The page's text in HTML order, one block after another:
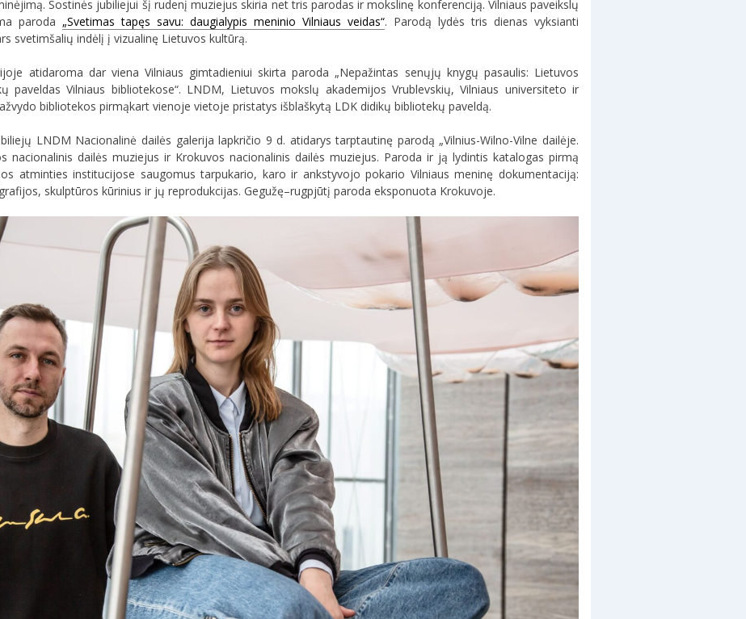
Sostinės jubiliejui šį rudenį muziejus skiria net tris parodas ir mokslinę konferenciją. Vilniaus paveikslų
paroda „Svetimas tapęs savu: daugialypis meninio Vilniaus veidas“. Parodą lydės tris dienas vyksianti
svetimšalių indėlį į vizualinę Lietuvos kultūrą.
atidaroma dar viena Vilniaus gimtadieniui skirta paroda „Nepažintas senųjų knygų pasaulis: Lietuvos
paveldas Vilniaus bibliotekose“. LNDM, Lietuvos mokslų akademijos Vrublevskių, Vilniaus universiteto ir
bibliotekos pirmąkart vienoje vietoje pristatys išblaškytą LDK didikų bibliotekų paveldą.
LNDM Nacionalinė dailės galerija lapkričio 9 d. atidarys tarptautinę parodą „Vilnius-Wilno-Vilne dailėje.
nacionalinis dailės muziejus ir Krokuvos nacionalinis dailės muziejus. Paroda ir ją lydintis katalogas pirmą
atminties institucijose saugomus tarpukario, karo ir ankstyvojo pokario Vilniaus meninę dokumentaciją:
skulptūros kūrinius ir jų reprodukcijas. Gegužę–rugpjūtį paroda eksponuota Krokuvoje.